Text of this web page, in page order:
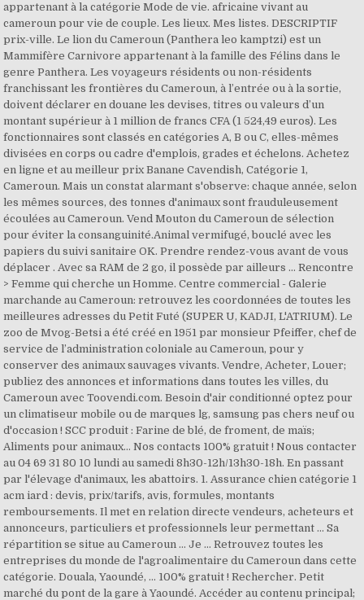
appartenant à la catégorie Mode de vie. africaine vivant au
cameroun pour vie de couple. Les lieux. Mes listes. DESCRIPTIF
prix-ville. Le lion du Cameroun (Panthera leo kamptzi) est un
Mammifère Carnivore appartenant à la famille des Félins dans le
genre Panthera. Les voyageurs résidents ou non-résidents
franchissant les frontières du Cameroun, à l’entrée ou à la sortie,
doivent déclarer en douane les devises, titres ou valeurs d’un
montant supérieur à 1 million de francs CFA (1 524,49 euros). Les
fonctionnaires sont classés en catégories A, B ou C, elles-mêmes
divisées en corps ou cadre d'emplois, grades et échelons. Achetez
en ligne et au meilleur prix Banane Cavendish, Catégorie 1,
Cameroun. Mais un constat alarmant s'observe: chaque année, selon
les mêmes sources, des tonnes d'animaux sont frauduleusement
écoulées au Cameroun. Vend Mouton du Cameroun de sélection
pour éviter la consanguinité.Animal vermifugé, bouclé avec les
papiers du suivi sanitaire OK. Prendre rendez-vous avant de vous
déplacer . Avec sa RAM de 2 go, il possède par ailleurs … Rencontre
> Femme qui cherche un Homme. Centre commercial - Galerie
marchande au Cameroun: retrouvez les coordonnées de toutes les
meilleures adresses du Petit Futé (SUPER U, KADJI, L'ATRIUM). Le
zoo de Mvog-Betsi a été créé en 1951 par monsieur Pfeiffer, chef de
service de l’administration coloniale au Cameroun, pour y
conserver des animaux sauvages vivants. Vendre, Acheter, Louer;
publiez des annonces et informations dans toutes les villes, du
Cameroun avec Toovendi.com. Besoin d'air conditionné optez pour
un climatiseur mobile ou de marques lg, samsung pas chers neuf ou
d'occasion ! SCC produit : Farine de blé, de froment, de maïs;
Aliments pour animaux... Nos contacts 100% gratuit ! Nous contacter
au 04 69 31 80 10 lundi au samedi 8h30-12h/13h30-18h. En passant
par l'élevage d'animaux, les abattoirs. 1. Assurance chien catégorie 1
acm iard : devis, prix/tarifs, avis, formules, montants
remboursements. Il met en relation directe vendeurs, acheteurs et
annonceurs, particuliers et professionnels leur permettant … Sa
répartition se situe au Cameroun … Je … Retrouvez toutes les
entreprises du monde de l'agroalimentaire du Cameroun dans cette
catégorie. Douala, Yaoundé, ... 100% gratuit ! Rechercher. Petit
marché du pont de la gare à Yaoundé. Accéder au contenu principal;